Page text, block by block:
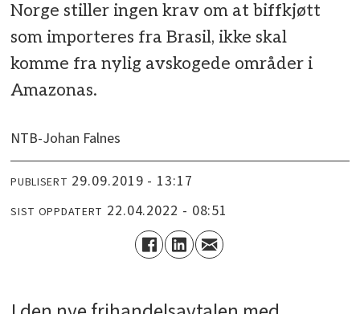
Norge stiller ingen krav om at biffkjøtt
som importeres fra Brasil, ikke skal
komme fra nylig avskogede områder i
Amazonas.
NTB-Johan Falnes
PUBLISERT 29.09.2019 - 13:17
SIST OPPDATERT 22.04.2022 - 08:51